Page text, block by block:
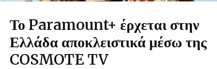
Το Paramount+ έρχεται στην
Ελλάδα αποκλειστικά μέσω της
COSMOTE TV